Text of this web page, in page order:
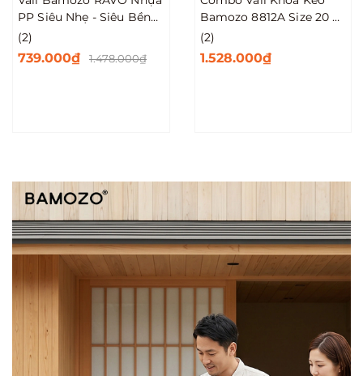
PP Siêu Nhẹ - Siêu Bền
Size 20/24/28
(2)
739.000₫ 1.478.000₫
Bamozo 8812A Size 20 +
24 Inch
(2)
1.528.000₫